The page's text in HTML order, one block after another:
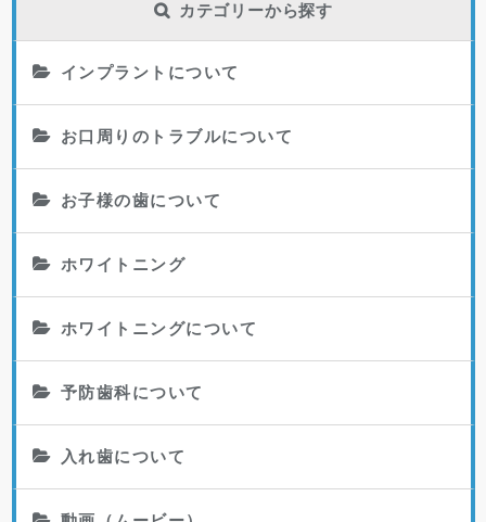
カテゴリーから探す
インプラントについて
お口周りのトラブルについて
お子様の歯について
ホワイトニング
ホワイトニングについて
予防歯科について
入れ歯について